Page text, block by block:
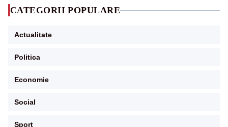
CATEGORII POPULARE
Actualitate
Politica
Economie
Social
Sport